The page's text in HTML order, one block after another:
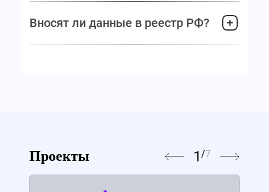
Вносят ли данные в реестр РФ?
Проекты 1 /7